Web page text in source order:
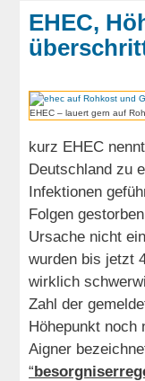
EHEC,
EHEC – lauert gern auf
kurz EHEC
Deutschland zu
Infektionen
Folgen
Ursache nicht
wurden bis jetzt
wirklich
Zahl der
Höhepunkt noch
Aigner
“